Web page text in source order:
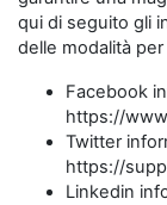
qui di seguito gli
delle modalità
Facebook
https://
Twitter
https://
Linkedin